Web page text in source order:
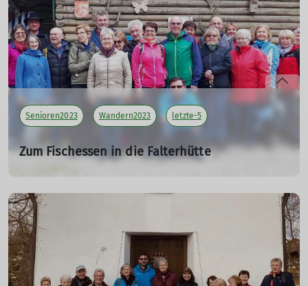
mehr erfahren
Senioren2023 Wandern2023 letzte-5
Zum Fischessen in die Falterhütte
Tourenleiter: Maier Georg
Teilnehmer: 24
mehr erfahren